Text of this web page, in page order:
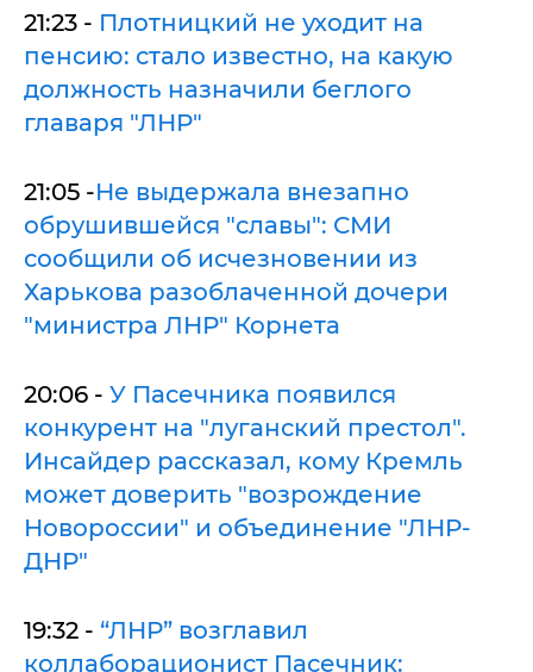
21:23 - Плотницкий не уходит на
пенсию: стало известно, на какую
должность назначили беглого
главаря "ЛНР"
21:05 -Не выдержала внезапно
обрушившейся "славы": СМИ
сообщили об исчезновении из
Харькова разоблаченной дочери
"министра ЛНР" Корнета
20:06 - У Пасечника появился
конкурент на "луганский престол".
Инсайдер рассказал, кому Кремль
может доверить "возрождение
Новороссии" и объединение "ЛНР-
ДНР"
19:32 - “ЛНР” возглавил
коллаборационист Пасечник: